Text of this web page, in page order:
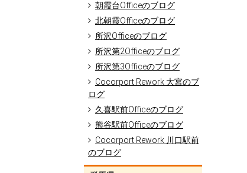
朝霞台Officeのブログ
北朝霞Officeのブログ
所沢Officeのブログ
所沢第2Officeのブログ
所沢第3Officeのブログ
Cocorport Rework 大宮のブ
ログ
久喜駅前Officeのブログ
熊谷駅前Officeのブログ
Cocorport Rework 川口駅前
のブログ